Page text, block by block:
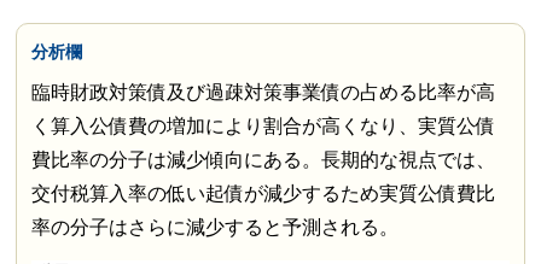
分析欄
臨時財政対策債及び過疎対策事業債の占める比率が高
く算入公債費の増加により割合が高くなり、実質公債
費比率の分子は減少傾向にある。長期的な視点では、
交付税算入率の低い起債が減少するため実質公債費比
率の分子はさらに減少すると予測される。